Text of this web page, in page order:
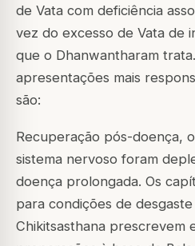
de Vata com deficiência
vez do excesso de Vata de
que o Dhanwantharam
apresentações mais
são:
Recuperação pós-doença,
sistema nervoso foram
doença prolongada. Os
para condições de
Chikitsasthana prescrevem